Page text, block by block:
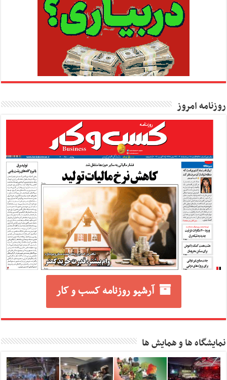
روزنامه امروز
آرشیو روزنامه کسب و کار
نمایشگاه ها و همایش ها